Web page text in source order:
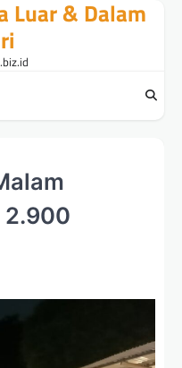
Luar & Dalam
2.900